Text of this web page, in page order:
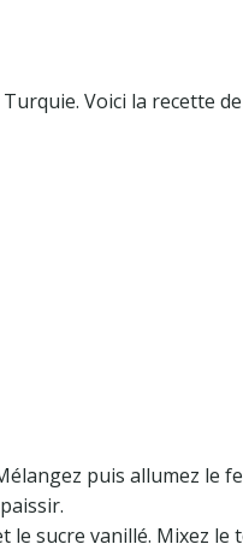
Voici la recette
puis allumez le
le sucre vanillé. Mixez